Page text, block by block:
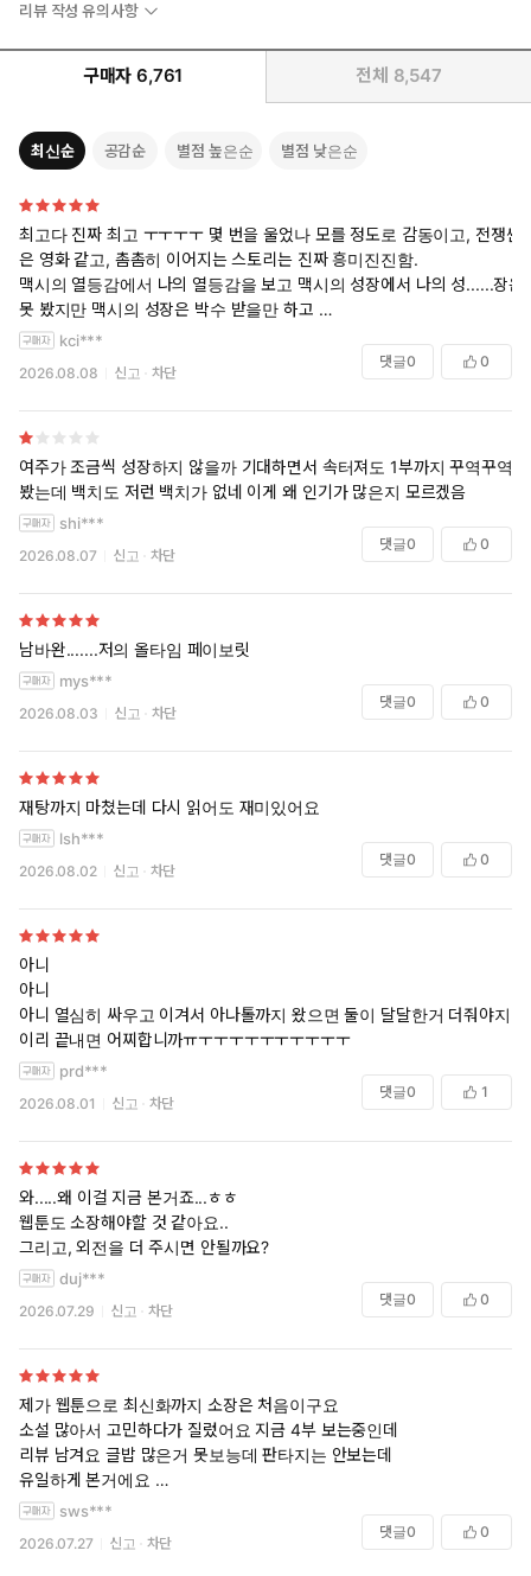
리뷰 작성 유의사항
구매자 6,761 전체 8,547
최신순 공감순 별점 높은순 별점 낮은순
최고다 진짜 최고 ㅜㅜㅜㅜ 몇 번을 울었나 모를 정도로 감동이고, 전쟁씬
은 영화 같고, 촘촘히 이어지는 스토리는 진짜 흥미진진함.
맥시의 열등감에서 나의 열등감을 보고 맥시의 성장에서 나의 성......장은
못 봤지만 맥시의 성장은 박수 받을만 하고
리프탄은 멋있어서 눈물나고 짠해서 눈물남 ㅜㅜ
모든 주변 인물들의 캐릭터가 생생하고 렘드라곤 기사단은 너무 정들어
서 리프탄, 맥시만큼이나 보고 싶을 거임.
외전은 또 왜 이렇게 재밌는지 너무 아쉽다. 2부 4권 완결이니까 3부 1권
도 나올 수 있지 않나요????ㅎㅎㅎ
kci***
2026.08.08 신고 차단
댓글0 0
여주가 조금씩 성장하지 않을까 기대하면서 속터져도 1부까지 꾸역꾸역
봤는데 백치도 저런 백치가 없네 이게 왜 인기가 많은지 모르겠음
shi***
2026.08.07 신고 차단
댓글0 0
남바완.......저의 올타임 페이보릿
mys***
2026.08.03 신고 차단
댓글0 0
재탕까지 마쳤는데 다시 읽어도 재미있어요
lsh***
2026.08.02 신고 차단
댓글0 0
아니
아니
아니 열심히 싸우고 이겨서 아나톨까지 왔으면 둘이 달달한거 더줘야지
이리 끝내면 어찌합니까ㅠㅜㅜㅜㅜㅜㅜㅜㅜㅜㅜ
prd***
2026.08.01 신고 차단
댓글0 1
와.....왜 이걸 지금 본거죠...ㅎㅎ
웹툰도 소장해야할 것 같아요..
그리고, 외전을 더 주시면 안될까요?
duj***
2026.07.29 신고 차단
댓글0 0
제가 웹툰으로 최신화까지 소장은 처음이구요
소설 많아서 고민하다가 질렀어요 지금 4부 보는중인데
리뷰 남겨요 글밥 많은거 못보능데 판타지는 안보는데
유일하게 본거에요
질투도 찐이구요
sws***
2026.07.27 신고 차단
댓글0 0